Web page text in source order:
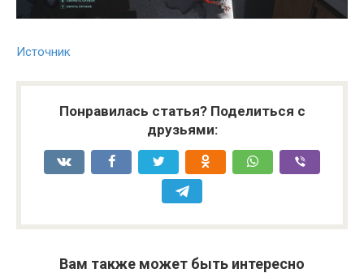
Источник
Понравилась статья? Поделиться с
друзьями:
Вам также может быть интересно